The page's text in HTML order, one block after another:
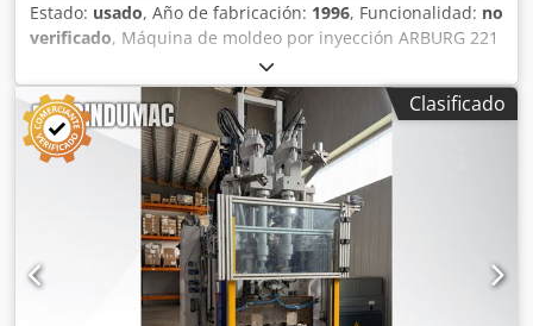
Estado: usado, Año de fabricación: 1996, Funcionalidad: no
verificado, Máquina de moldeo por inyección ARBURG 221
M 250-55. Fuerza de cierre de 250 kN. Año de fabricación:
1996. Se entrega completa con sus dos armarios de control
(sin pantalla). Se vende en el estado en que se encuentra y
está disponible para entrega inmediata, salvo que se
venda antes. Puede visitarse e inspeccionarse en nuestro
almacén; estamos abiertos de 9:00 a 16:30 todos los días,
de lunes a viernes. Dirección: 11/14 Avenue Marcelin
Berthelot, 92390 Villeneuve-la-Garenne, Francia. Precio:
1000 €, con la condición de que la máquina se cargue en
su propio camión. Dsdpfoztgpcex Afnjwa No dude en
llamarnos si desea obtener más información.
Clasificado